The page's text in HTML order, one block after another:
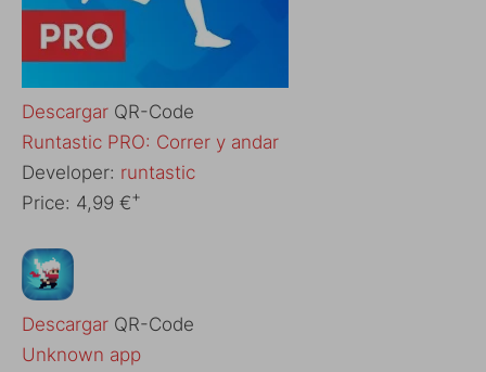
Descargar QR-Code
Runtastic PRO: Correr y andar
Developer: runtastic
Price: 4,99 €+
Descargar QR-Code
Unknown app